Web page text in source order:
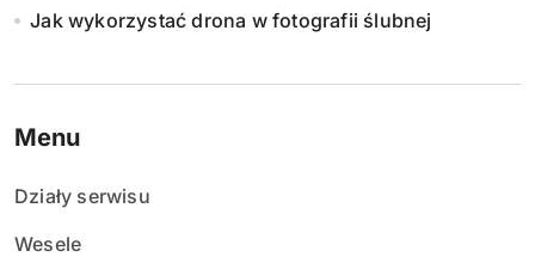
Jak wykorzystać drona w fotografii ślubnej
Menu
Działy serwisu
Wesele